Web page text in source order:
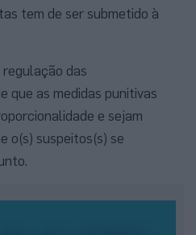
tem de ser submetido à
regulação das
que as medidas punitivas
e sejam
o(s) suspeitos(s) se